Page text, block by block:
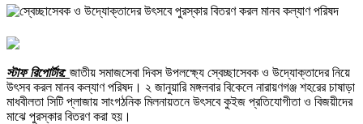
স্টাফ রিপোর্টার: জাতীয় সমাজসেবা দিবস উপলক্ষ্যে স্বেচ্ছাসেবক ও উদ্যোক্তাদের নিয়ে
উৎসব করল মানব কল্যাণ পরিষদ। ২ জানুয়ারি মঙ্গলবার বিকেলে নারায়ণগঞ্জ শহরের চাষাড়া
মাধবীলতা সিটি প্লাজায় সাংগঠনিক মিলনায়তনে উৎসবে কুইজ প্রতিযোগীতা ও বিজয়ীদের
মাঝে পুরস্কার বিতরণ করা হয়।